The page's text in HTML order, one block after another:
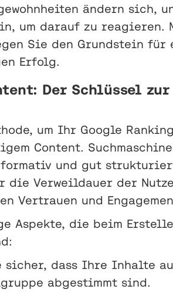
ändern sich,
um darauf zu reagieren.
Sie den Grundstein für
Erfolg.
Der Schlüssel
um Ihr Google
Content.
und gut
die Verweildauer der
Vertrauen und
Aspekte, die beim
sicher, dass Ihre Inhalte
abgestimmt sind.